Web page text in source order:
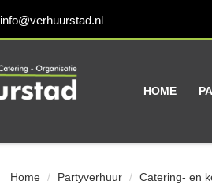
info@verhuurstad.nl
HOME
Home Partyverhuur Catering- en